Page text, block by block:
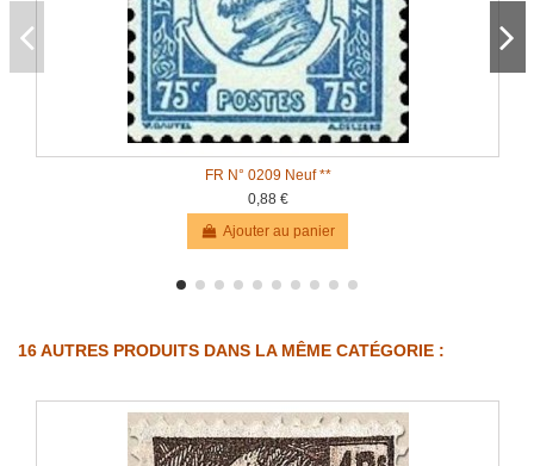
FR N° 0209 Neuf **
0,88 €
Ajouter au panier
16 AUTRES PRODUITS DANS LA MÊME CATÉGORIE :